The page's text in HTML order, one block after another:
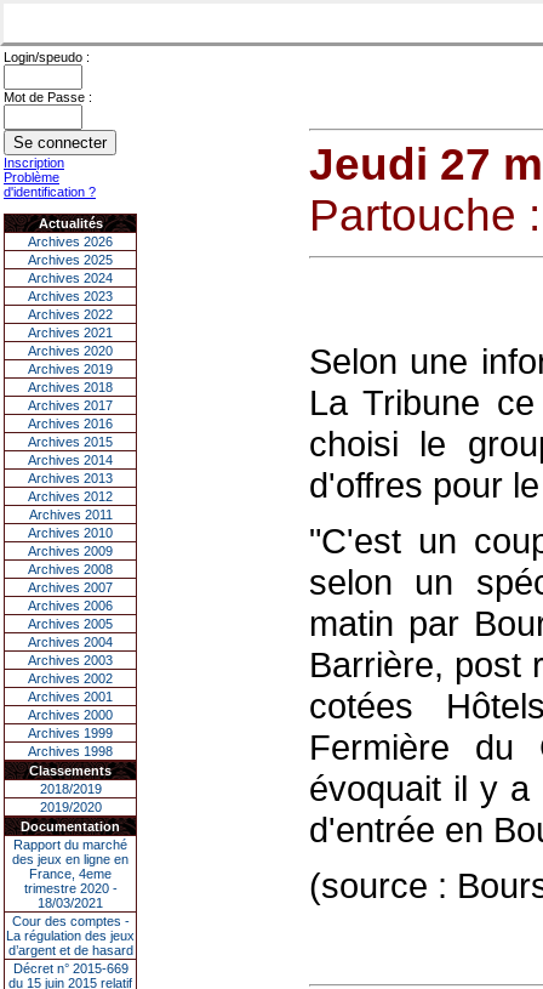
Login/speudo :
Mot de Passe :
Inscription
Problème
d'identification ?
Actualités
Archives 2026
Archives 2025
Archives 2024
Archives 2023
Archives 2022
Archives 2021
Archives 2020
Archives 2019
Archives 2018
Archives 2017
Archives 2016
Archives 2015
Archives 2014
Archives 2013
Archives 2012
Archives 2011
Archives 2010
Archives 2009
Archives 2008
Archives 2007
Archives 2006
Archives 2005
Archives 2004
Archives 2003
Archives 2002
Archives 2001
Archives 2000
Archives 1999
Archives 1998
Classements
2018/2019
2019/2020
Documentation
Rapport du marché
des jeux en ligne en
France, 4eme
trimestre 2020 -
18/03/2021
Cour des comptes -
La régulation des jeux
d’argent et de hasard
Décret n° 2015-669
du 15 juin 2015 relatif
Jeudi 27
Partouche
Selon une
La Tribune
choisi le
d'offres pour
"C'est un
selon un
matin par
Barrière, post
cotées
Fermière
évoquait il y a
d'entrée en
(source :